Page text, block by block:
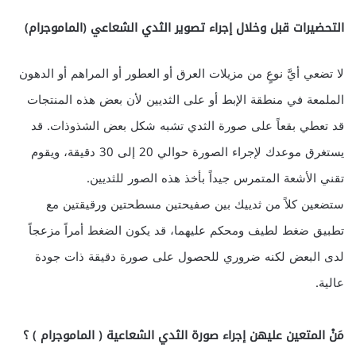
التحضيرات قبل وخلال إجراء تصوير الثدي الشعاعي (الماموجرام)
لا تضعي أيَّ نوعٍ من مزيلات العرق أو العطور أو المراهم أو الدهون
الملمعة في منطقة الإبط أو على الثديين لأن بعض هذه المنتجات
قد تعطي بقعاً على صورة الثدي تشبه شكل بعض الشذوذات. قد
يستغرق موعدك لإجراء الصورة حوالي 20 إلى 30 دقيقة، ويقوم
تقني الأشعة المتمرس جيداً بأخذ هذه الصور للثديين.
ستضعين كلاً من ثدييك بين صفيحتين مسطحتين ورقيقتين مع
تطبيق ضغط لطيف ومحكم عليهما، قد يكون الضغط أمراً مزعجاً
لدى البعض لكنه ضروري للحصول على صورة دقيقة ذات جودة
عالية.
مَنْ المتعين عليهن إجراء صورة الثدي الشعاعية ( الماموجرام ) ؟